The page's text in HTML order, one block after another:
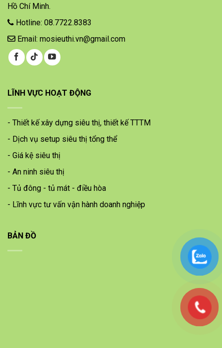
Hồ Chí Minh.
Hotline: 08.7722.8383
Email: mosieuthi.vn@gmail.com
LĨNH VỰC HOẠT ĐỘNG
- Thiết kế xây dựng siêu thị, thiết kế TTTM
- Dịch vụ setup siêu thị tổng thể
- Giá kệ siêu thị
- An ninh siêu thị
- Tủ đông - tủ mát - điều hòa
- Lĩnh vực tư vấn vận hành doanh nghiệp
BẢN ĐỒ